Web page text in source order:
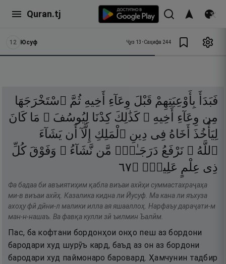
Quran.tj
12 Юсуф Ҷуз 13 •Саҳифа 244
فَبَدَأَ بِأَوْعِيَتِهِمْ قَبْلَ وِعَآءِ أَخِيهِ ثُمَّ ٱسْتَخْرَجَهَا
مِن وِعَآءِ أَخِيهِ ۚ كَذَٰلِكَ كِدْنَا لِيُوسُفَ ۖ مَا كَانَ
لِيَأْخُذَ
أَخَاهُ فِى دِينِ ٱلْمَلِكِ إِلَّآ أَن يَشَآءَ
ٱللَّهُ ۚ نَرْفَعُ دَرَجَـٰتٍۢ مَّن نَّشَآءُ ۗ وَفَوْقَ كُلِّ
ذِى عِلْمٍ عَلِيمٌۭ ۝٧٦
Фа бадаа би авъиятиҳим қабла виъаи ахӣҳи суммастахраҷаҳа
ми-в виъаи ахӣҳ. Казалика кидна ли Йусуф. Ма кана ли яъхуза
ахоҳу фӣ дӣни-л малики илла ая яшааллоҳ. Нарфаъу дараҷати-м
ман-н-нашаъ. Ва фавқа кулли зӣ ъилмин Ъалӣм.
Пас, ба кофтани бордонҳои онҳо пеш аз бордони
бародари худ шурӯъ кард, баъд аз он аз бордони
бародари худ паймонаро баровард. Ҳамчунин тадбир